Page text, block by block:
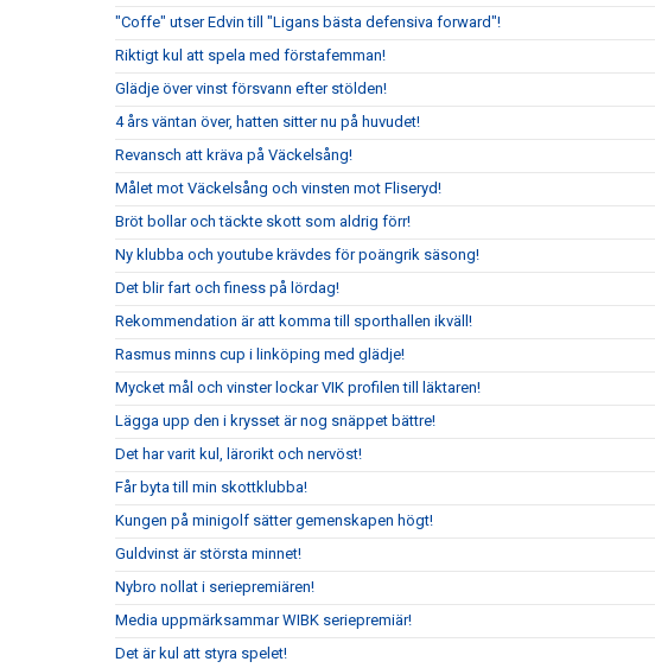
"Coffe" utser Edvin till "Ligans bästa defensiva forward"!
Riktigt kul att spela med förstafemman!
Glädje över vinst försvann efter stölden!
4 års väntan över, hatten sitter nu på huvudet!
Revansch att kräva på Väckelsång!
Målet mot Väckelsång och vinsten mot Fliseryd!
Bröt bollar och täckte skott som aldrig förr!
Ny klubba och youtube krävdes för poängrik säsong!
Det blir fart och finess på lördag!
Rekommendation är att komma till sporthallen ikväll!
Rasmus minns cup i linköping med glädje!
Mycket mål och vinster lockar VIK profilen till läktaren!
Lägga upp den i krysset är nog snäppet bättre!
Det har varit kul, lärorikt och nervöst!
Får byta till min skottklubba!
Kungen på minigolf sätter gemenskapen högt!
Guldvinst är största minnet!
Nybro nollat i seriepremiären!
Media uppmärksammar WIBK seriepremiär!
Det är kul att styra spelet!